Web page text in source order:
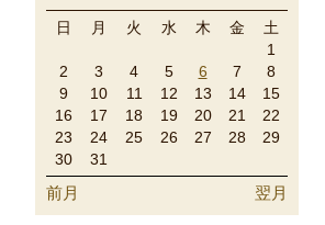
日 月 火 水 木 金
土
1
2
3 4 5 6 7
8
9
10 11 12 13 14
15
16
17 18 19 20 21
22
23
24 25 26 27 28
29
30
31
前月 翌月